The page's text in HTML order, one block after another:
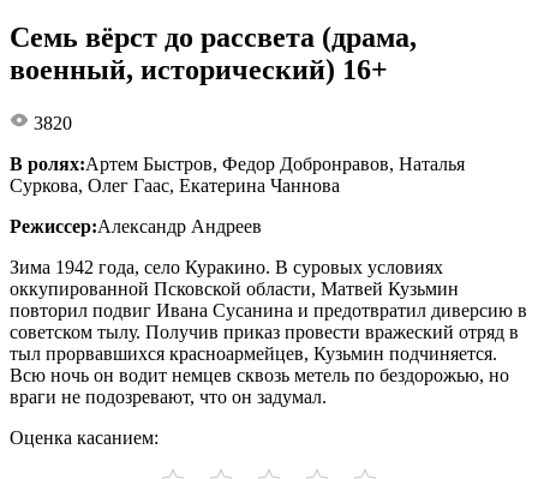
Семь вёрст до рассвета (драма,
военный, исторический) 16+
3820
В ролях:Артем Быстров, Федор Добронравов, Наталья
Суркова, Олег Гаас, Екатерина Чаннова
Режиссер:Александр Андреев
Зима 1942 года, село Куракино. В суровых условиях
оккупированной Псковской области, Матвей Кузьмин
повторил подвиг Ивана Сусанина и предотвратил диверсию в
советском тылу. Получив приказ провести вражеский отряд в
тыл прорвавшихся красноармейцев, Кузьмин подчиняется.
Всю ночь он водит немцев сквозь метель по бездорожью, но
враги не подозревают, что он задумал.
Оценка касанием: